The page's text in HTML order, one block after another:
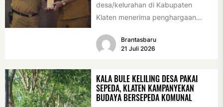
desa/kelurahan di Kabupaten
Klaten menerima penghargaan
2026. Penghargaan tersebut
diserahkan sebagai...
Brantasbaru
21 Juli 2026
KALA BULE KELILING DESA PAKAI
SEPEDA, KLATEN KAMPANYEKAN
BUDAYA BERSEPEDA KOMUNAL